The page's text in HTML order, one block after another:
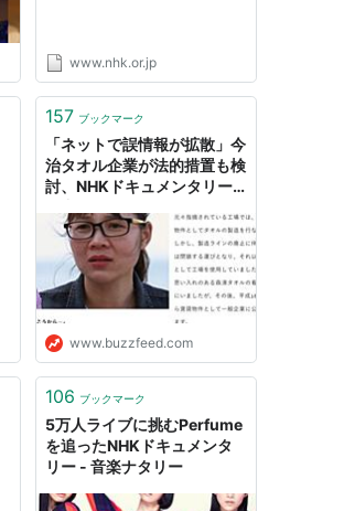
www.nhk.or.jp
157 ブックマーク
「ネットで誤情報が拡散」今
治タオル企業が法的措置も検
討、NHKドキュメンタリー
www.buzzfeed.com
106 ブックマーク
5万人ライブに挑むPerfume
を追ったNHKドキュメンタ
リー - 音楽ナタリー